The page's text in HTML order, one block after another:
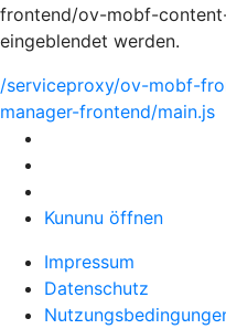
frontend/ov-mobf-
eingeblendet werden.
/serviceproxy/ov-mobf-
manager-frontend/main.js
Kununu öffnen
Impressum
Datenschutz